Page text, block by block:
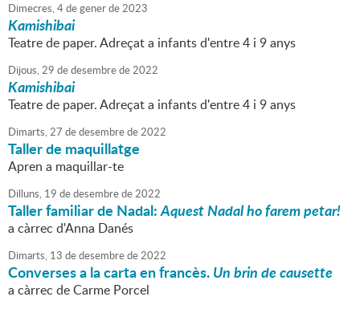
Dimecres,4degenerde2023
Kamishibai
Teatre de paper. Adreçat a infants d'entre 4 i 9 anys
Dijous,29 dedesembrede2022
Kamishibai
Teatre de paper. Adreçat a infants d'entre 4 i 9 anys
Dimarts,27 dedesembrede2022
Taller de maquillatge
Apren a maquillar-te
Dilluns, 19 dedesembrede2022
Taller familiar de Nadal:Aquest Nadal ho farem petar!
a càrrec d'Anna Danés
Dimarts, 13 dedesembrede2022
Converses a la carta en francès.Un brin de causette
a càrrec de Carme Porcel